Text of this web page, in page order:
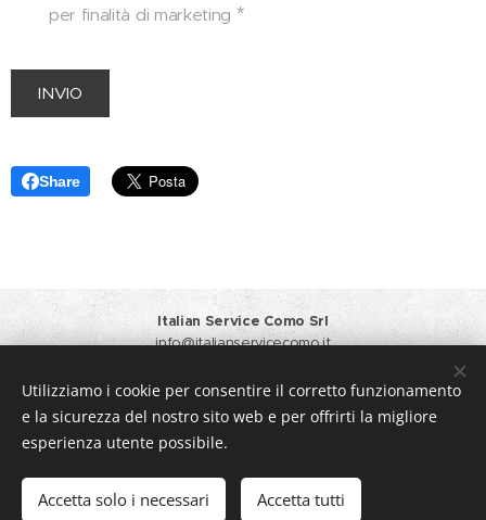
per finalità di marketing
INVIO
Share
Italian Service Como Srl
info@italianservicecomo.it
Amministrazione+39 031 6124064 +39 348 4451104
Privacy Policy
Creato conWebnode
Lingue
Italiano
English
Utilizziamo i cookie per consentire il corretto funzionamento
e la sicurezza del nostro sito web e per offrirti la migliore
esperienza utente possibile.
Accetta solo i necessari Accetta tutti